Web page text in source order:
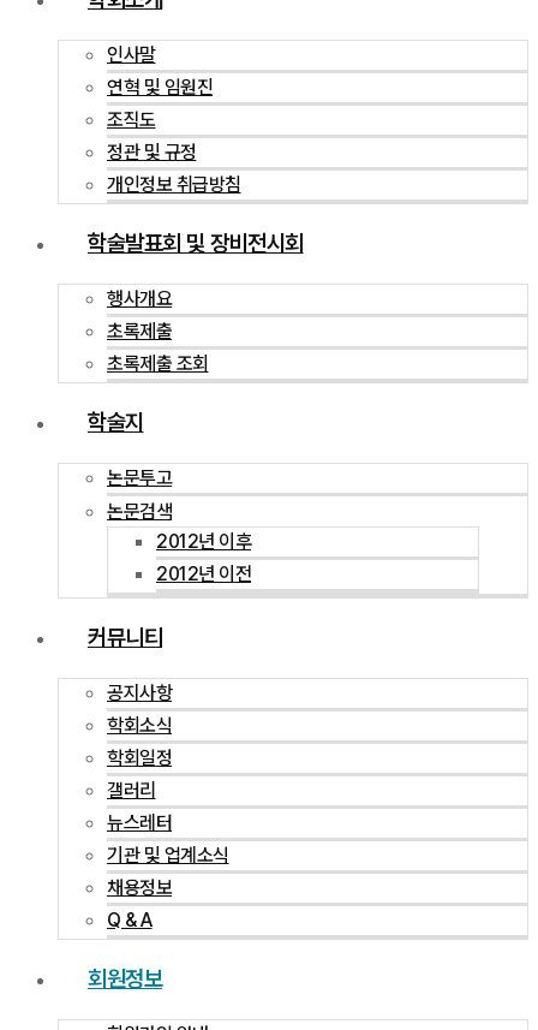
인사말
연혁 및 임원진
조직도
정관 및 규정
개인정보 취급방침
학술발표회 및 장비전시회
행사개요
초록제출
초록제출 조회
학술지
논문투고
논문검색
2012년 이후
2012년 이전
커뮤니티
공지사항
학회소식
학회일정
갤러리
뉴스레터
기관 및 업계소식
채용정보
Q & A
회원정보